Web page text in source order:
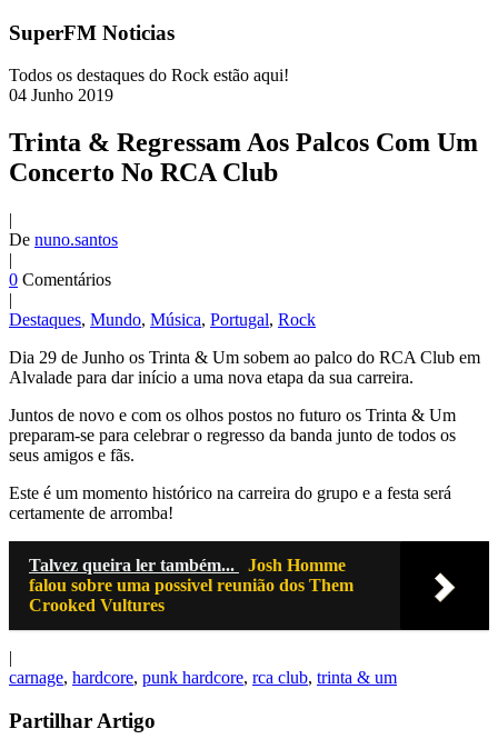
SuperFM Noticias
Todos os destaques do Rock estão aqui!
04 Junho 2019
Trinta & Regressam Aos Palcos Com Um
Concerto No RCA Club
|
De nuno.santos
|
0 Comentários
|
Destaques, Mundo, Música, Portugal, Rock
Dia 29 de Junho os Trinta & Um sobem ao palco do RCA Club em
Alvalade para dar início a uma nova etapa da sua carreira.
Juntos de novo e com os olhos postos no futuro os Trinta & Um
preparam-se para celebrar o regresso da banda junto de todos os
seus amigos e fãs.
Este é um momento histórico na carreira do grupo e a festa será
certamente de arromba!
Talvez queira ler também...
Josh Homme
falou sobre uma possivel reunião dos Them
Crooked Vultures
|
carnage, hardcore, punk hardcore, rca club, trinta & um
Partilhar Artigo